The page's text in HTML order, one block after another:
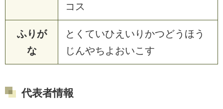
コス
ふりが
な
とくていひえいりかつどうほう
じんやちよおいこす
代表者情報